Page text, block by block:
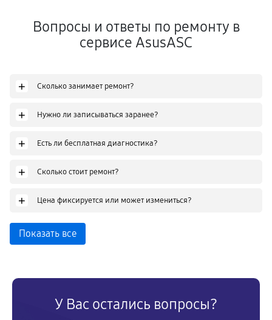
Вопросы и ответы по ремонту в
сервисе AsusASC
+ Сколько занимает ремонт?
+ Нужно ли записываться заранее?
+ Есть ли бесплатная диагностика?
+ Сколько стоит ремонт?
+ Цена фиксируется или может измениться?
Показать все
У Вас остались вопросы?